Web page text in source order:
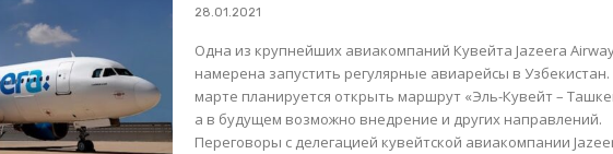
28.01.2021
Одна из крупнейших авиакомпаний Кувейта Jazeera
намерена запустить регулярные авиарейсы в Узбекистан.
марте планируется открыть маршрут «Эль-Кувейт –
а в будущем возможно внедрение и других направлений.
Переговоры с делегацией кувейтской авиакомпании